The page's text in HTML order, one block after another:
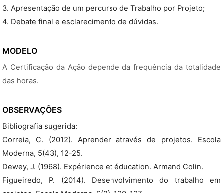
3. Apresentação de um percurso de Trabalho por Projeto;
4. Debate final e esclarecimento de dúvidas.
MODELO
A Certificação da Ação depende da frequência da totalidade
das horas.
OBSERVAÇÕES
Bibliografia sugerida:
Correia, C. (2012). Aprender através de projetos. Escola
Moderna, 5(43), 12-25.
Dewey, J. (1968). Expérience et éducation. Armand Colin.
Figueiredo, P. (2014). Desenvolvimento do trabalho em